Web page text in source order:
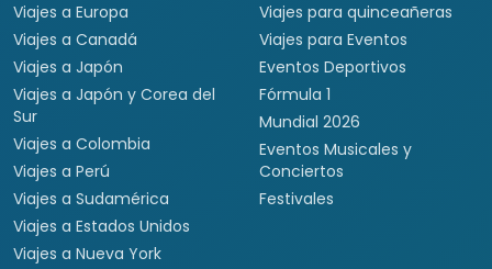
Viajes a Europa
Viajes a Canadá
Viajes a Japón
Viajes a Japón y Corea del
Sur
Viajes a Colombia
Viajes a Perú
Viajes a Sudamérica
Viajes a Estados Unidos
Viajes a Nueva York
Viajes para quinceañeras
Viajes para Eventos
Eventos Deportivos
Fórmula 1
Mundial 2026
Eventos Musicales y
Conciertos
Festivales